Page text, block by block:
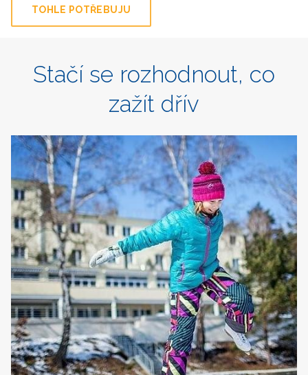
TOHLE POTŘEBUJU
Stačí se rozhodnout, co
zažít dřív